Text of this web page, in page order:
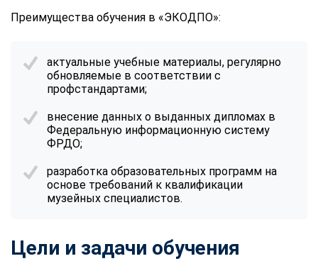
Преимущества обучения в «ЭКОДПО»:
актуальные учебные материалы, регулярно
обновляемые в соответствии с
профстандартами;
внесение данных о выданных дипломах в
Федеральную информационную систему
ФРДО;
разработка образовательных программ на
основе требований к квалификации
музейных специалистов.
Цели и задачи обучения